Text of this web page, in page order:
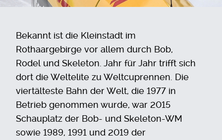
Bekannt ist die Kleinstadt im
Rothaargebirge vor allem durch Bob,
Rodel und Skeleton. Jahr für Jahr trifft sich
dort die Weltelite zu Weltcuprennen. Die
viertälteste Bahn der Welt, die 1977 in
Betrieb genommen wurde, war 2015
Schauplatz der Bob- und Skeleton-WM
sowie 1989, 1991 und 2019 der